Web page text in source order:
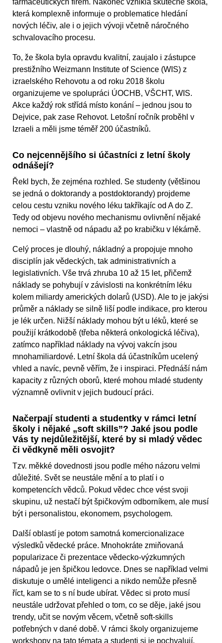
farmaceutických firem. Nakonec vznikla skutečně škola,
která komplexně informuje o problematice hledání
nových léčiv, ale i o jejich vývoji včetně náročného
schvalovacího procesu.
To, že škola byla opravdu kvalitní, zaujalo i zástupce
prestižního Weizmann Institute of Science (WIS) z
izraelského Rehovotu a od roku 2018 školu
organizujeme ve spolupráci ÚOCHB, VŠCHT, WIS.
Akce každý rok střídá místo konání – jednou jsou to
Dejvice, pak zase Rehovot. Letošní ročník proběhl v
Izraeli a měli jsme téměř 200 účastníků.
Co nejcennějšího si účastníci z letní školy
odnášejí?
Řekl bych, že zejména rozhled. Se studenty (většinou
se jedná o doktorandy a postdoktorandy) projdeme
celou cestu vzniku nového léku takříkajíc od A do Z.
Tedy od objevu nového mechanismu ovlivnění nějaké
nemoci – vlastně od nápadu až po krabičku v lékárně.
Celý proces je dlouhý, nákladný a propojuje mnoho
disciplín jak vědeckých, tak administrativních a
legislativních. Vše trvá zhruba 10 až 15 let, přičemž
náklady se pohybují v závislosti na konkrétním léku
kolem miliardy amerických dolarů (USD). Ale to je jakýsi
průměr a náklady se silně liší podle indikace, pro kterou
je lék určen. Nižší náklady mohou být u léků, které se
použijí krátkodobě (třeba některá onkologická léčiva),
zatímco například náklady na vývoj vakcín jsou
mnohamiliardové. Letní škola dá účastníkům ucelený
vhled a navíc, pevně věřím, že i inspiraci. Přednáší nám
kapacity z různých oborů, které mohou mladé studenty
významně ovlivnit v jejich budoucí práci.
Načerpají studenti a studentky v rámci letní
školy i nějaké „soft skills”? Jaké jsou podle
Vás ty nejdůležitější, které by si mladý vědec
či vědkyně měli osvojit?
Tzv. měkké dovednosti jsou podle mého názoru velmi
důležité. Svět se neustále mění a to platí i o
kompetencích vědců. Pokud vědec chce vést svoji
skupinu, už nestačí být špičkovým odborníkem, ale musí
být i personalistou, ekonomem, psychologem.
Další oblastí je potom samotná komercionalizace
výsledků vědecké práce. Mnohokráte zmiňovaná
popularizace či prezentace vědecko-výzkumných
nápadů je jen špičkou ledovce. Dnes se například velmi
diskutuje o umělé inteligenci a nikdo nemůže přesně
říct, kam se to s ní bude ubírat. Vědec si proto musí
neustále udržovat přehled o tom, co se děje, jaké jsou
trendy, učit se novým věcem, včetně soft-skills
potřebných v dané době. V rámci školy organizujeme
workshopy na tato témata a studenti si je pochvalují.